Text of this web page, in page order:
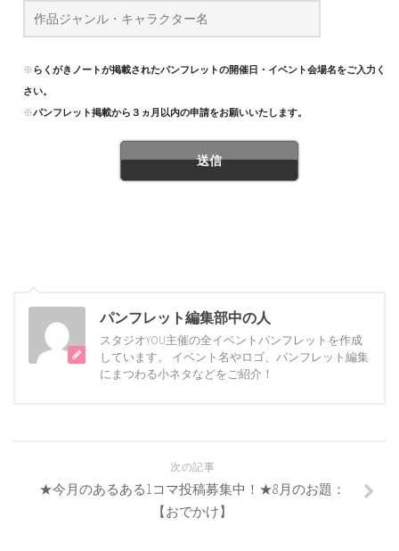
※ らくがきノートが掲載されたパンフレットの開催日・イベント会場名をご入力くだ
さい。
※パンフレット掲載から３ヵ月以内の申請をお願いいたします。
パンフレット編集部中の人
スタジオYOU主催の全イベントパンフレットを作成
しています。 イベント名やロゴ、パンフレット編集
にまつわる小ネタなどをご紹介！
次の記事
★今月のあるある1コマ投稿募集中！★8月のお題：
【おでかけ】